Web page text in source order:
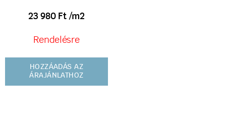
23 980 Ft /m2
Rendelésre
HOZZÁADÁS AZ
ÁRAJÁNLATHOZ